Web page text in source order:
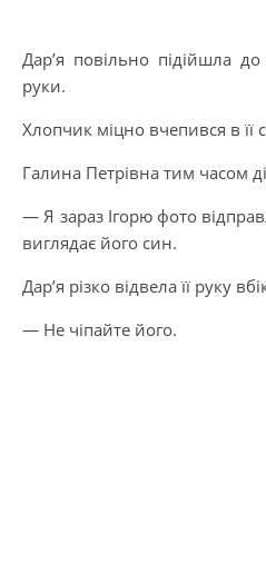
Дар’я повільно підійшла
руки.
Хлопчик міцно вчепився в
Галина Петрівна тим часом
— Я зараз Ігорю фото
виглядає його син.
Дар’я різко відвела її руку
— Не чіпайте його.